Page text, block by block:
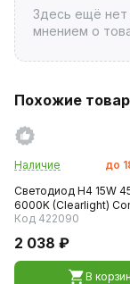
Здесь ещё нет
мнением о
Похожие
Наличие до
Светодиод H4 15W
6000K (Clearlight)
Код 422090
2 038 ₽
В